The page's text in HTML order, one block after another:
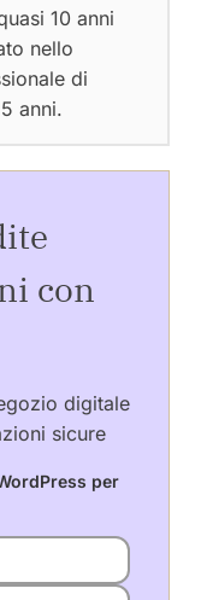
10 anni
nello
di
anni.
con
digitale
sicure
per